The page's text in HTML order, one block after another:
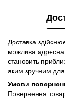
Доставка
можлива адресна
становить
яким зручним
Умови
Повернення